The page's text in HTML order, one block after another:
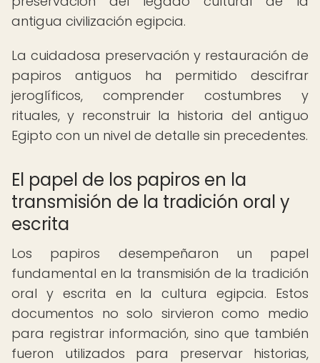
antigua civilización egipcia.
La cuidadosa preservación y restauración de
papiros antiguos ha permitido descifrar
jeroglíficos, comprender costumbres y
rituales, y reconstruir la historia del antiguo
Egipto con un nivel de detalle sin precedentes.
El papel de los papiros en la
transmisión de la tradición oral y
escrita
Los papiros desempeñaron un papel
fundamental en la transmisión de la tradición
oral y escrita en la cultura egipcia. Estos
documentos no solo sirvieron como medio
para registrar información, sino que también
fueron utilizados para preservar historias,